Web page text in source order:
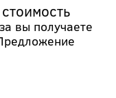
вы получаете